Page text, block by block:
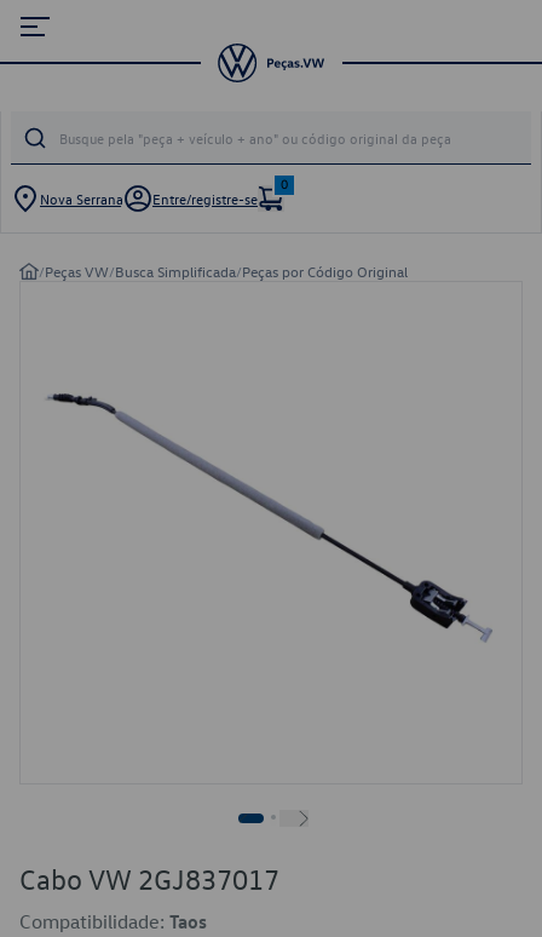
Nova Serrana Entre/registre-se
0
/Peças VW/Busca Simplificada/Peças por Código Original
Cabo VW 2GJ837017
Compatibilidade: Taos